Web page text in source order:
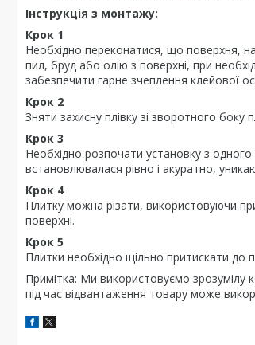
Інструкція з монтажу:
Крок 1
Необхідно переконатися, що поверхня,
пил, бруд або олію з поверхні, при
забезпечити гарне зчеплення клейової
Крок 2
Зняти захисну плівку зі зворотного
Крок 3
Необхідно розпочати установку з
встановлювалася рівно і акуратно,
Крок 4
Плитку можна різати, використовуючи
поверхні.
Крок 5
Плитки необхідно щільно притискати
Примітка: Ми використовуємо зрозумілу
під час відвантаження товару може